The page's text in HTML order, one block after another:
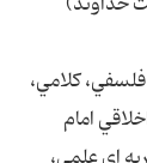
كلامي،
امام